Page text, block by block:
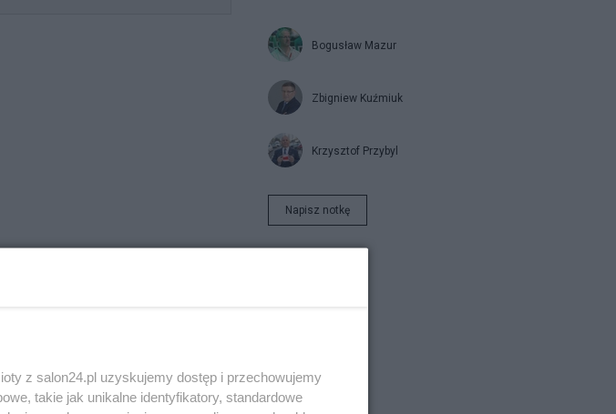
Bogusław Mazur
Zbigniew Kuźmiuk
Krzysztof Przybyl
Napisz notkę
z salon24.pl uzyskujemy dostęp i przechowujemy
takie jak unikalne identyfikatory, standardowe